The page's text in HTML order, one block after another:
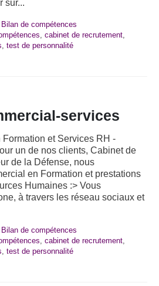
sur...
Bilan de compétences
, cabinet de recrutement,
, test de personnalité
services
et Services RH -
un de nos clients, Cabinet de
de la Défense, nous
en Formation et prestations
Humaines :> Vous
à travers les réseau sociaux et
Bilan de compétences
, cabinet de recrutement,
, test de personnalité